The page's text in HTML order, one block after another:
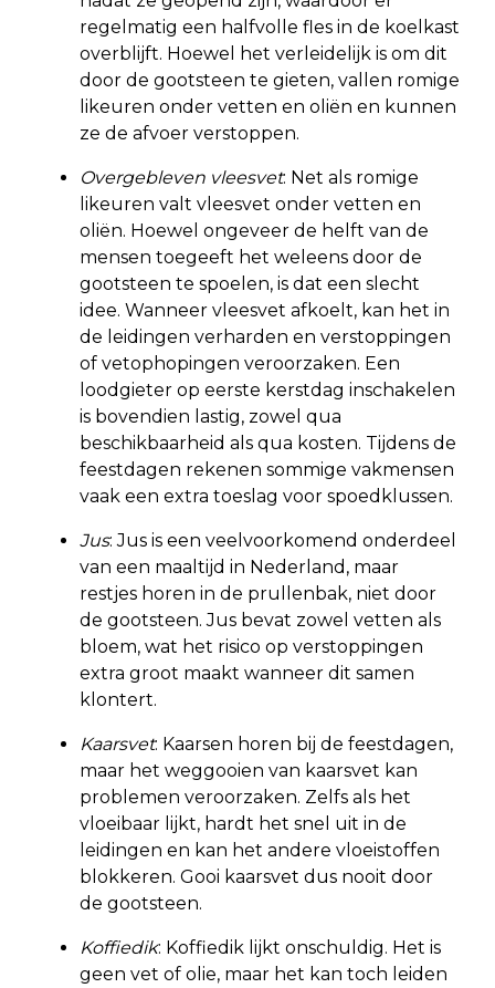
regelmatig een halfvolle fles in de koelkast
overblijft. Hoewel het verleidelijk is om dit
door de gootsteen te gieten, vallen romige
likeuren onder vetten en oliën en kunnen
ze de afvoer verstoppen.
Overgebleven vleesvet: Net als romige
likeuren valt vleesvet onder vetten en
oliën. Hoewel ongeveer de helft van de
mensen toegeeft het weleens door de
gootsteen te spoelen, is dat een slecht
idee. Wanneer vleesvet afkoelt, kan het in
de leidingen verharden en verstoppingen
of vetophopingen veroorzaken. Een
loodgieter op eerste kerstdag inschakelen
is bovendien lastig, zowel qua
beschikbaarheid als qua kosten. Tijdens de
feestdagen rekenen sommige vakmensen
vaak een extra toeslag voor spoedklussen.
Jus: Jus is een veelvoorkomend onderdeel
van een maaltijd in Nederland, maar
restjes horen in de prullenbak, niet door
de gootsteen. Jus bevat zowel vetten als
bloem, wat het risico op verstoppingen
extra groot maakt wanneer dit samen
klontert.
Kaarsvet: Kaarsen horen bij de feestdagen,
maar het weggooien van kaarsvet kan
problemen veroorzaken. Zelfs als het
vloeibaar lijkt, hardt het snel uit in de
leidingen en kan het andere vloeistoffen
blokkeren. Gooi kaarsvet dus nooit door
de gootsteen.
Koffiedik: Koffiedik lijkt onschuldig. Het is
geen vet of olie, maar het kan toch leiden